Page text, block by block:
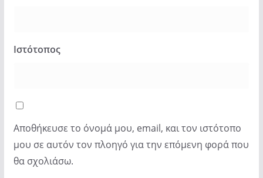
Ιστότοπος
Αποθήκευσε το όνομά μου, email, και τον ιστότοπο
μου σε αυτόν τον πλοηγό για την επόμενη φορά που
θα σχολιάσω.